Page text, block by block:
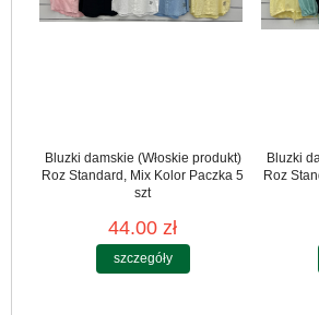
Bluzki damskie (Włoskie produkt)
Roz Standard, Mix Kolor Paczka 5
szt
44.00 zł
szczegóły
Bluzki
Roz